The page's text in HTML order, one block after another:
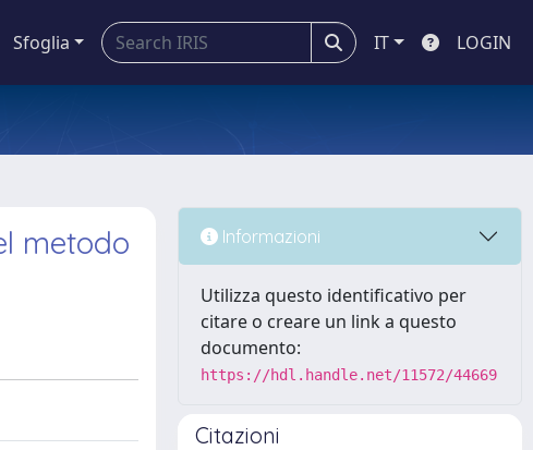
Sfoglia IT LOGIN
metodo
Informazioni
Utilizza questo identificativo per
citare o creare un link a questo
documento:
https://hdl.handle.net/11572/44669
Citazioni